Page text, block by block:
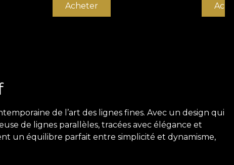
Acheter
de l’art des lignes fines. Avec un design qui
de lignes parallèles, tracées avec élégance et
un équilibre parfait entre simplicité et dynamisme,